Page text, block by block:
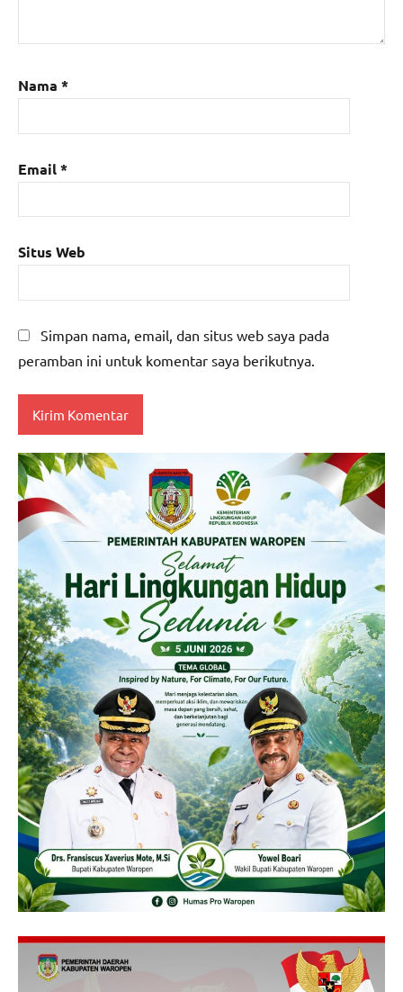
Nama *
Email*
Situs Web
Simpan nama, email, dan situs web saya pada
peramban ini untuk komentar saya berikutnya.